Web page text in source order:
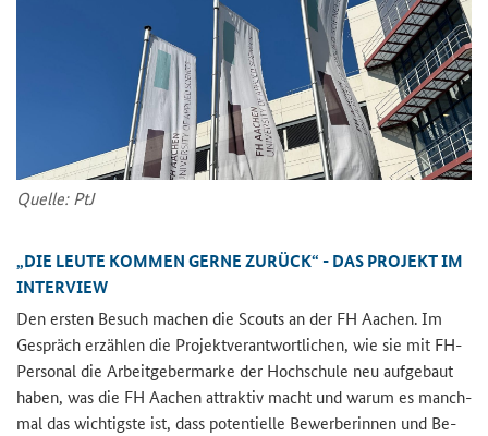
Quel­le: PtJ
„DIE LEUTE KOM­MEN GERNE ZU­RÜCK“ - DAS PRO­JEKT IM
IN­TER­VIEW
Den ers­ten Be­such ma­chen die Scouts an der FH Aa­chen. Im
Ge­spräch er­zäh­len die Pro­jekt­ver­ant­wort­li­chen, wie sie mit FH-​
Personal die Ar­beit­ge­ber­mar­ke der Hoch­schu­le neu auf­ge­baut
haben, was die FH Aa­chen at­trak­tiv macht und warum es manch­
mal das wich­tigs­te ist, dass po­ten­ti­el­le Be­wer­be­rin­nen und Be­